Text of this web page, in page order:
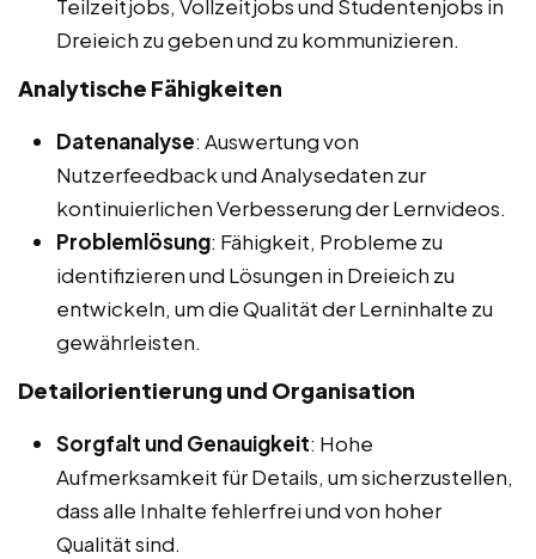
Teilzeitjobs, Vollzeitjobs und Studentenjobs in
Dreieich zu geben und zu kommunizieren.
Analytische Fähigkeiten
Datenanalyse: Auswertung von
Nutzerfeedback und Analysedaten zur
kontinuierlichen Verbesserung der Lernvideos.
Problemlösung: Fähigkeit, Probleme zu
identifizieren und Lösungen in Dreieich zu
entwickeln, um die Qualität der Lerninhalte zu
gewährleisten.
Detailorientierung und Organisation
Sorgfalt und Genauigkeit: Hohe
Aufmerksamkeit für Details, um sicherzustellen,
dass alle Inhalte fehlerfrei und von hoher
Qualität sind.